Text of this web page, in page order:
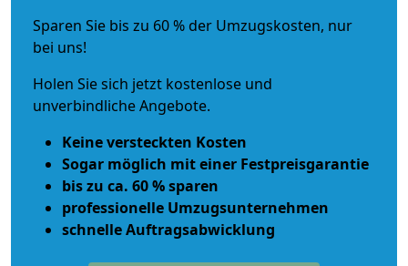
Sparen Sie bis zu 60 % der Umzugskosten, nur
bei uns!
Holen Sie sich jetzt kostenlose und
unverbindliche Angebote.
Keine versteckten Kosten
Sogar möglich mit einer Festpreisgarantie
bis zu ca. 60 % sparen
professionelle Umzugsunternehmen
schnelle Auftragsabwicklung